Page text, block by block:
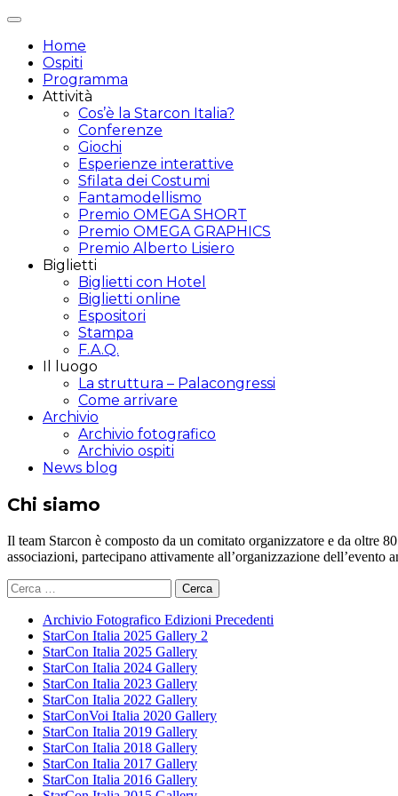
Attiva/disattiva
navigazione
Home
Ospiti
Programma
Attività
Cos’è la Starcon Italia?
Conferenze
Giochi
Esperienze interattive
Sfilata dei Costumi
Fantamodellismo
Premio OMEGA SHORT
Premio OMEGA GRAPHICS
Premio Alberto Lisiero
Biglietti
Biglietti con Hotel
Biglietti online
Espositori
Stampa
F.A.Q.
Il luogo
La struttura – Palacongressi
Come arrivare
Archivio
Archivio fotografico
Archivio ospiti
News blog
Chi siamo
Il team Starcon è composto da un comitato organizzatore e da oltre
associazioni, partecipano attivamente all’organizzazione
Ricerca
per:
Archivio Fotografico Edizioni Precedenti
StarCon Italia 2025 Gallery 2
StarCon Italia 2025 Gallery
StarCon Italia 2024 Gallery
StarCon Italia 2023 Gallery
StarCon Italia 2022 Gallery
StarConVoi Italia 2020 Gallery
StarCon Italia 2019 Gallery
StarCon Italia 2018 Gallery
StarCon Italia 2017 Gallery
StarCon Italia 2016 Gallery